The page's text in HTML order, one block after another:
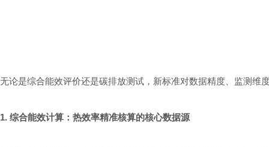
无论是综合能效评价还是碳排放测试，新标准对数据精度、监测维
1. 综合能效计算：热效率精准核算的核心数据源